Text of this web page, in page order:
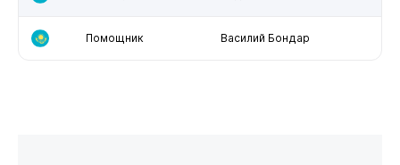
Помощник Василий Бондар